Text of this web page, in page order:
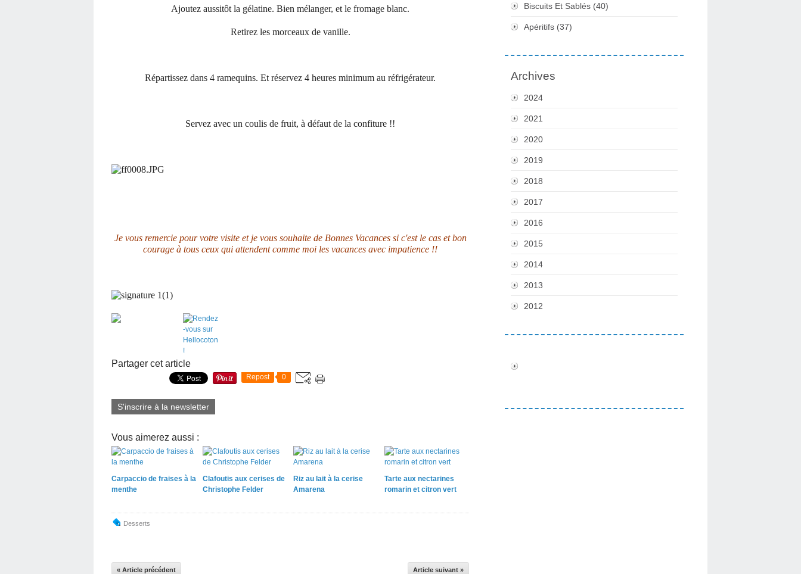
Ajoutez aussitôt la gélatine. Bien mélanger, et le fromage blanc.
Retirez les morceaux de vanille.
Répartissez dans 4 ramequins. Et réservez 4 heures minimum au réfrigérateur.
Servez avec un coulis de fruit, à défaut de la confiture !!
Je vous remercie pour votre visite et je vous souhaite de Bonnes Vacances si c'est le cas et bon
courage à tous ceux qui attendent comme moi les vacances avec impatience !!
Partager cet article
Repost 0
S'inscrire à la newsletter
Vous aimerez aussi :
Carpaccio de fraises à la
menthe
Clafoutis aux cerises de
Christophe Felder
Riz au lait à la cerise
Amarena
Tarte aux nectarines
romarin et citron vert
Desserts
« Article précédent Article suivant »
Biscuits Et Sablés (40)
Apéritifs (37)
Archives
2024
2021
2020
2019
2018
2017
2016
2015
2014
2013
2012